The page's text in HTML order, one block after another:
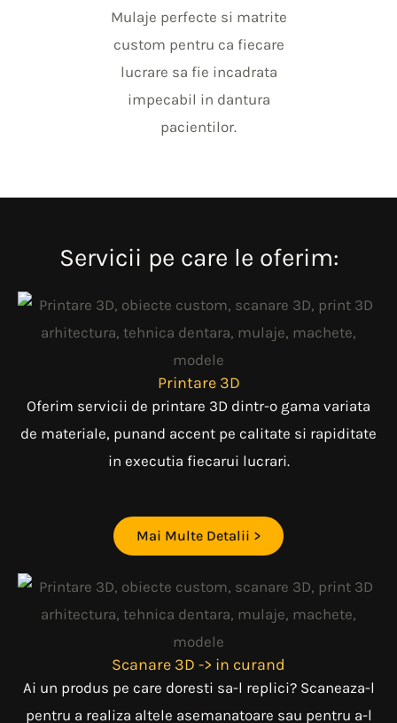
Mulaje perfecte si matrite
custom pentru ca fiecare
lucrare sa fie incadrata
impecabil in dantura
pacientilor.
Servicii pe care le oferim:
Printare 3D
Oferim servicii de printare 3D dintr-o gama variata
de materiale, punand accent pe calitate si rapiditate
in executia fiecarui lucrari.
Mai Multe Detalii >
Scanare 3D -> in curand
Ai un produs pe care doresti sa-l replici? Scaneaza-l
pentru a realiza altele asemanatoare sau pentru a-l